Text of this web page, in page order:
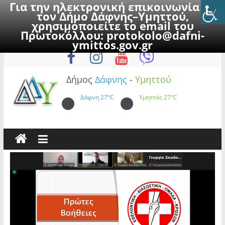
Για την ηλεκτρονική επικοινωνία με
τον Δήμο Δάφνης–Υμηττού,
χρησιμοποιείτε το email του
Πρωτοκόλλου:protokolo@dafni-
ymittos.gov.gr
to
Παρασκευή, 7 Αυγούστου 2026
Δήμος Δάφνης - Υμηττού
Δάφνη27°C Υμηττός27°C